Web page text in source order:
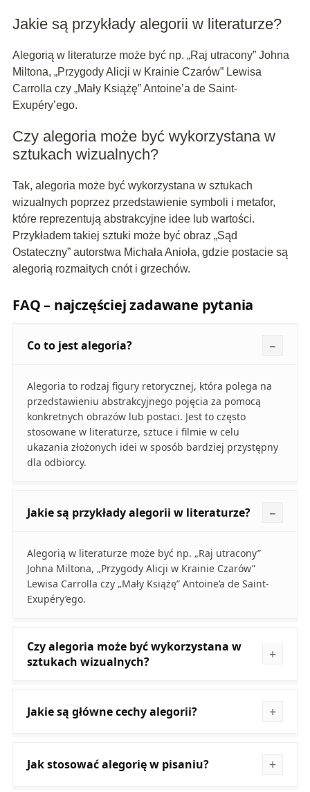
Jakie są przykłady alegorii w literaturze?
Alegorią w literaturze może być np. „Raj utracony” Johna
Miltona, „Przygody Alicji w Krainie Czarów” Lewisa
Carrolla czy „Mały Książę” Antoine’a de Saint-
Exupéry’ego.
Czy alegoria może być wykorzystana w
sztukach wizualnych?
Tak, alegoria może być wykorzystana w sztukach
wizualnych poprzez przedstawienie symboli i metafor,
które reprezentują abstrakcyjne idee lub wartości.
Przykładem takiej sztuki może być obraz „Sąd
Ostateczny” autorstwa Michała Anioła, gdzie postacie są
alegorią rozmaitych cnót i grzechów.
FAQ – najczęściej zadawane pytania
Co to jest alegoria?
Alegoria to rodzaj figury retorycznej, która polega na
przedstawieniu abstrakcyjnego pojęcia za pomocą
konkretnych obrazów lub postaci. Jest to często
stosowane w literaturze, sztuce i filmie w celu
ukazania złożonych idei w sposób bardziej przystępny
dla odbiorcy.
Jakie są przykłady alegorii w literaturze?
Alegorią w literaturze może być np. „Raj utracony”
Johna Miltona, „Przygody Alicji w Krainie Czarów”
Lewisa Carrolla czy „Mały Książę” Antoine’a de Saint-
Exupéry’ego.
Czy alegoria może być wykorzystana w
sztukach wizualnych?
Jakie są główne cechy alegorii?
Jak stosować alegorię w pisaniu?